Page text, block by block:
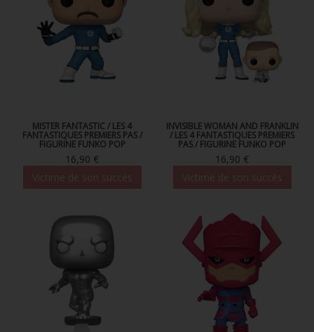
MISTER FANTASTIC / LES 4
FANTASTIQUES PREMIERS PAS /
FIGURINE FUNKO POP
16,90 €
INVISIBLE WOMAN AND FRANKLIN
/ LES 4 FANTASTIQUES PREMIERS
PAS / FIGURINE FUNKO POP
16,90 €